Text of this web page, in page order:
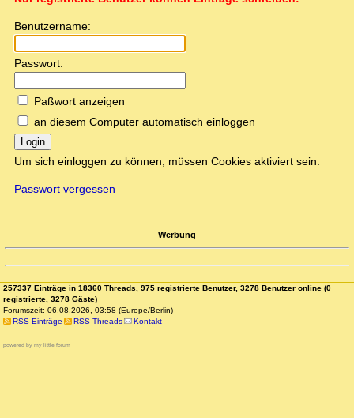
Benutzername:
Passwort:
Paßwort anzeigen
an diesem Computer automatisch einloggen
Login
Um sich einloggen zu können, müssen Cookies aktiviert sein.
Passwort vergessen
Werbung
257337 Einträge in 18360 Threads, 975 registrierte Benutzer, 3278 Benutzer online (0
registrierte, 3278 Gäste)
Forumszeit: 06.08.2026, 03:58 (Europe/Berlin)
RSS Einträge
RSS Threads Kontakt
powered by my little forum